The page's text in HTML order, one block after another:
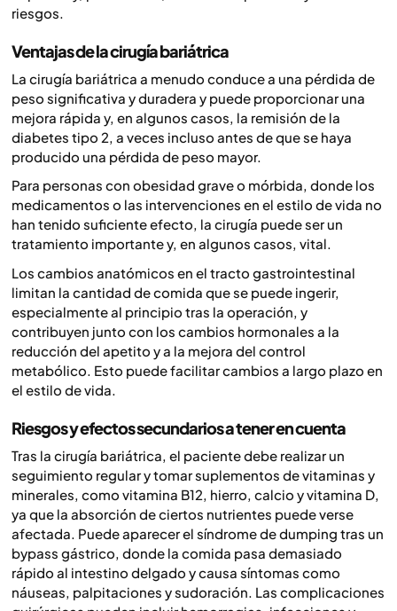
riesgos.
Ventajas de la cirugía bariátrica
La cirugía bariátrica a menudo conduce a una pérdida de
peso significativa y duradera y puede proporcionar una
mejora rápida y, en algunos casos, la remisión de la
diabetes tipo 2, a veces incluso antes de que se haya
producido una pérdida de peso mayor.
Para personas con obesidad grave o mórbida, donde los
medicamentos o las intervenciones en el estilo de vida no
han tenido suficiente efecto, la cirugía puede ser un
tratamiento importante y, en algunos casos, vital.
Los cambios anatómicos en el tracto gastrointestinal
limitan la cantidad de comida que se puede ingerir,
especialmente al principio tras la operación, y
contribuyen junto con los cambios hormonales a la
reducción del apetito y a la mejora del control
metabólico. Esto puede facilitar cambios a largo plazo en
el estilo de vida.
Riesgos y efectos secundarios a tener en cuenta
Tras la cirugía bariátrica, el paciente debe realizar un
seguimiento regular y tomar suplementos de vitaminas y
minerales, como vitamina B12, hierro, calcio y vitamina D,
ya que la absorción de ciertos nutrientes puede verse
afectada. Puede aparecer el síndrome de dumping tras un
bypass gástrico, donde la comida pasa demasiado
rápido al intestino delgado y causa síntomas como
náuseas, palpitaciones y sudoración. Las complicaciones